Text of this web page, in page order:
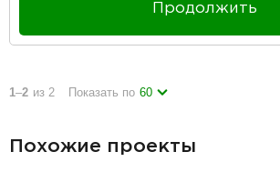
Продолжить
1–2 из 2 Показать по 60
Похожие проекты